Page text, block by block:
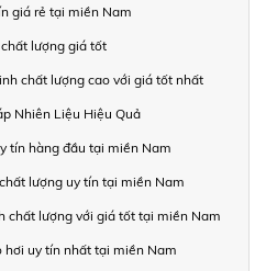
giá rẻ tại miền Nam
lượng giá tốt
chất lượng cao với giá tốt nhất
Nhiên Liệu Hiệu Quả
tín hàng đầu tại miền Nam
lượng uy tín tại miền Nam
chất lượng với giá tốt tại miền Nam
uy tín nhất tại miền Nam